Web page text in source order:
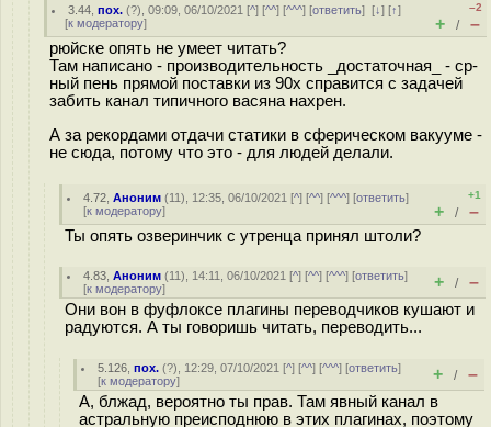
3.44 ,пох. (?), 09:09, 06/10/2021 [^] [^^] [^^^] [ответить][↓] [↑]
[к модератору]
–2
+ / –
рюйске опять не умеет читать?
Там написано - производительность _достаточная_ - ср-
ный пень прямой поставки из 90х справится с задачей
забить канал типичного васяна нахрен.
А за рекордами отдачи статики в сферическом вакууме -
не сюда, потому что это - для людей делали.
4.72 ,Аноним (11), 12:35, 06/10/2021 [^] [^^] [^^^] [ответить]
[к модератору]
+1
+ / –
Ты опять озверинчик с утренца принял штоли?
4.83 ,Аноним (11), 14:11, 06/10/2021 [^] [^^] [^^^] [ответить]
[к модератору] + / –
Они вон в фуфлоксе плагины переводчиков кушают и
радуются. А ты говоришь читать, переводить...
5.126 ,пох. (?), 12:29, 07/10/2021 [^] [^^] [^^^] [ответить]
[к модератору] + / –
А, блжад, вероятно ты прав. Там явный канал в
астральную преисподнюю в этих плагинах, поэтому